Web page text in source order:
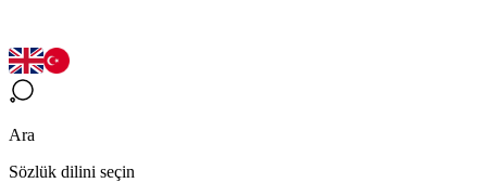
Ara
Sözlük dilini seçin